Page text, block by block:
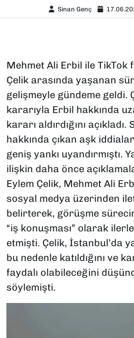
Sinan Genç
Mehmet Ali Erbil ile TikTok
Çelik arasında yaşanan
gelişmeyle gündeme geldi.
kararıyla Erbil hakkında
kararı aldırdığını
hakkında çıkan aşk
geniş yankı uyandırmıştı.
ilişkin daha önce
Eylem Çelik, Mehmet Ali
sosyal medya üzerinden
belirterek, görüşme
“iş konuşması” olarak
etmişti. Çelik, İstanbul’da
bu nedenle katıldığını ve
faydalı olabileceğini
söylemişti.